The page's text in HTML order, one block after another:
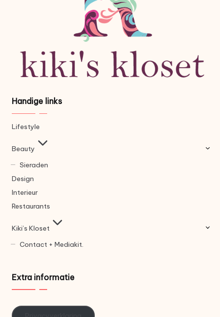
Handige links
Lifestyle
Beauty
Sieraden
Design
Interieur
Restaurants
Kiki’s Kloset
Contact + Mediakit.
Extra informatie